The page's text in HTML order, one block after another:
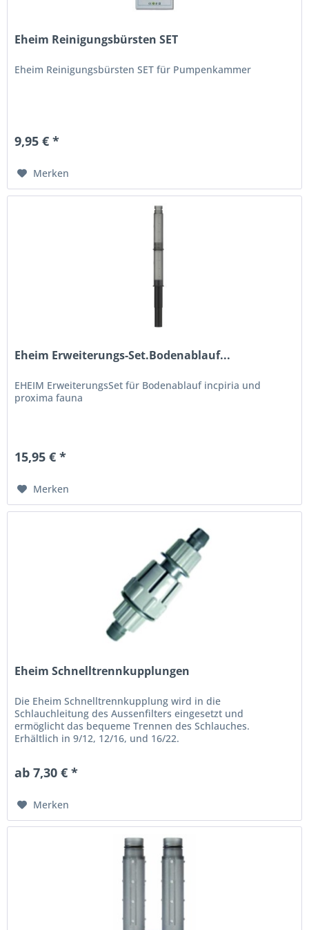
Eheim Reinigungsbürsten SET
Eheim Reinigungsbürsten SET für Pumpenkammer
9,95 € *
Merken
Eheim Erweiterungs-Set.Bodenablauf...
EHEIM ErweiterungsSet für Bodenablauf incpiria und
proxima fauna
15,95 € *
Merken
Eheim Schnelltrennkupplungen
Die Eheim Schnelltrennkupplung wird in die
Schlauchleitung des Aussenfilters eingesetzt und
ermöglicht das bequeme Trennen des Schlauches.
Erhältlich in 9/12, 12/16, und 16/22.
ab 7,30 € *
Merken